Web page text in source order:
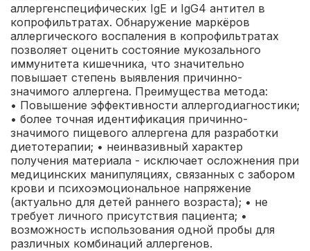
аллергенспецифических IgE и IgG4 антител в
копрофильтратах. Обнаружение маркёров
аллергического воспаления в копрофильтратах
позволяет оценить состояние мукозального
иммунитета кишечника, что значительно
повышает степень выявления причинно-
значимого аллергена. Преимущества метода:
• Повышение эффективности аллергодиагностики;
• более точная идентификация причинно-
значимого пищевого аллергена для разработки
диетотерапии; • неинвазивный характер
получения материала - исключает осложнения при
медицинских манипуляциях, связанных с забором
крови и психоэмоциональное напряжение
(актуально для детей раннего возраста); • не
требует личного присутствия пациента; •
возможность использования одной пробы для
различных комбинаций аллергенов.